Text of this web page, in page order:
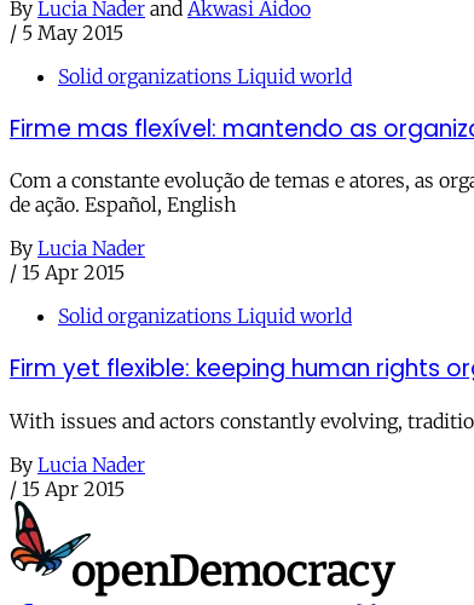
By Lucia Nader and Akwasi Aidoo
/ 5 May 2015
Solid organizations Liquid world
Firme mas flexível: mantendo as
Com a constante evolução de temas e atores, as
de ação. Español, English
By Lucia Nader
/ 15 Apr 2015
Solid organizations Liquid world
Firm yet flexible: keeping human rights
With issues and actors constantly evolving,
By Lucia Nader
/ 15 Apr 2015